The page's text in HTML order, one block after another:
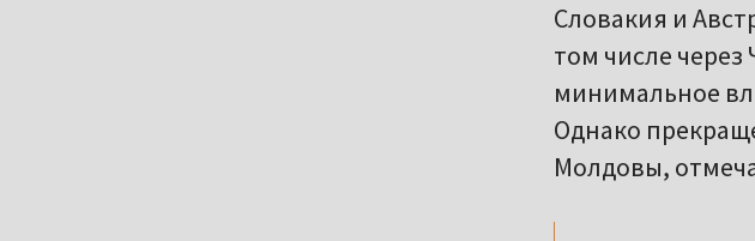
Словакия и
том числе через
минимальное
Однако
Молдовы,